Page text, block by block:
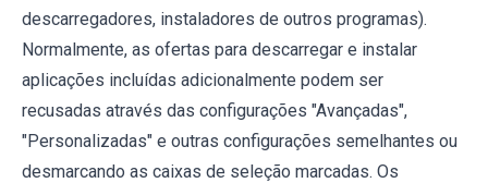
descarregadores, instaladores de outros programas).
Normalmente, as ofertas para descarregar e instalar
aplicações incluídas adicionalmente podem ser
recusadas através das configurações "Avançadas",
"Personalizadas" e outras configurações semelhantes ou
desmarcando as caixas de seleção marcadas. Os